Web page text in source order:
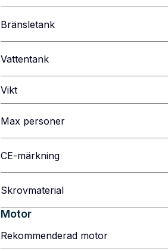
Bränsletank
Vattentank
Vikt
Max personer
CE-märkning
Skrovmaterial
Motor
Rekommenderad motor